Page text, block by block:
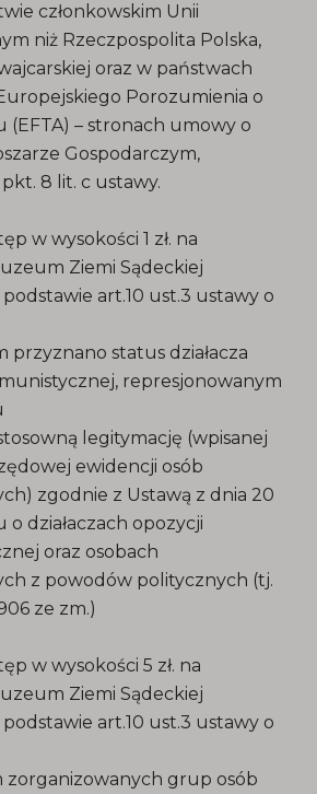
członkowskim Unii
niż Rzeczpospolita Polska,
oraz w państwach
Porozumienia o
– stronach umowy o
Gospodarczym,
8 lit. c ustawy.
w wysokości 1 zł. na
Ziemi Sądeckiej
art.10 ust.3 ustawy o
przyznano status działacza
represjonowanym
legitymację (wpisanej
ewidencji osób
zgodnie z Ustawą z dnia 20
o działaczach opozycji
oraz osobach
z powodów politycznych (tj.
ze zm.)
w wysokości 5 zł. na
Ziemi Sądeckiej
art.10 ust.3 ustawy o
grup osób